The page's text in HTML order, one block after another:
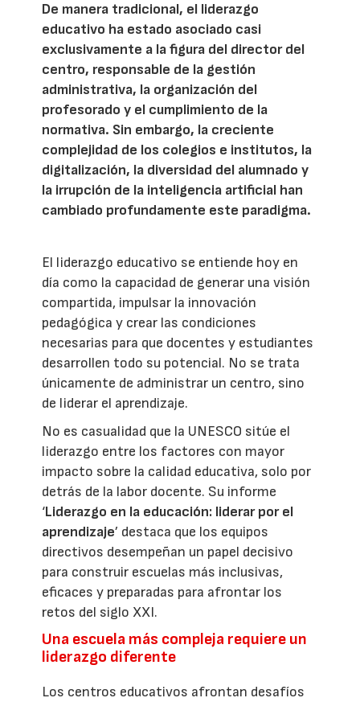
De manera tradicional, el liderazgo
educativo ha estado asociado casi
exclusivamente a la figura del director del
centro, responsable de la gestión
administrativa, la organización del
profesorado y el cumplimiento de la
normativa. Sin embargo, la creciente
complejidad de los colegios e institutos, la
digitalización, la diversidad del alumnado y
la irrupción de la inteligencia artificial han
cambiado profundamente este paradigma.
El liderazgo educativo se entiende hoy en
día como la capacidad de generar una visión
compartida, impulsar la innovación
pedagógica y crear las condiciones
necesarias para que docentes y estudiantes
desarrollen todo su potencial. No se trata
únicamente de administrar un centro, sino
de liderar el aprendizaje.
No es casualidad que la UNESCO sitúe el
liderazgo entre los factores con mayor
impacto sobre la calidad educativa, solo por
detrás de la labor docente. Su informe
‘Liderazgo en la educación: liderar por el
aprendizaje’ destaca que los equipos
directivos desempeñan un papel decisivo
para construir escuelas más inclusivas,
eficaces y preparadas para afrontar los
retos del siglo XXI.
Una escuela más compleja requiere un
liderazgo diferente
Los centros educativos afrontan desafíos